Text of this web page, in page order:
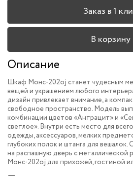
Заказ в 1
В корзину
Описание
Шкаф Монс-202oj станет чудесным
вещей и украшением любого
дизайн привлекает внимание, а
свободное пространство. Модель
комбинации цветов «Антрацит» и
светлое». Внутри есть место для
одежды, аксессуаров, мелких
глубоких полок и штанга для
на распашную дверь с металлической
Монс-202oj для прихожей, гостиной